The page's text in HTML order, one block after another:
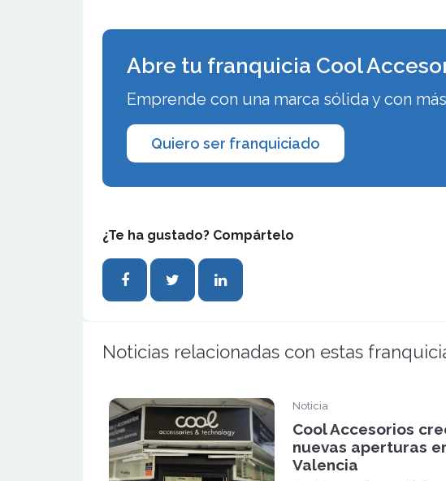
Abre tu franquicia Cool
Emprende con una marca sólida y con
Quiero ser franquiciado
¿Te ha gustado? Compártelo
Noticias relacionadas con estas
Noticia
Cool Accesorios
nuevas aperturas
Valencia